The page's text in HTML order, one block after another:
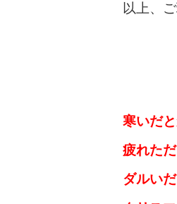
以上、
寒いだ
疲れた
ダルい